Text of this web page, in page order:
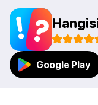
Google Play